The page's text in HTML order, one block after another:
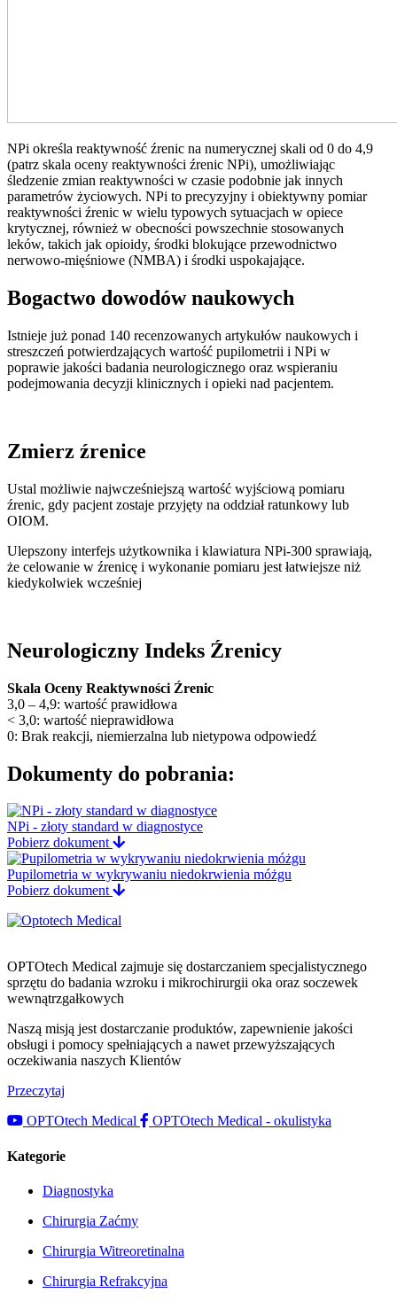
NPi określa reaktywność źrenic na numerycznej skali od 0 do 4,9
(patrz skala oceny reaktywności źrenic NPi), umożliwiając
śledzenie zmian reaktywności w czasie podobnie jak innych
parametrów życiowych. NPi to precyzyjny i obiektywny pomiar
reaktywności źrenic w wielu typowych sytuacjach w opiece
krytycznej, również w obecności powszechnie stosowanych
leków, takich jak opioidy, środki blokujące przewodnictwo
nerwowo-mięśniowe (NMBA) i środki uspokajające.
Bogactwo dowodów naukowych
Istnieje już ponad 140 recenzowanych artykułów naukowych i
streszczeń potwierdzających wartość pupilometrii i NPi w
poprawie jakości badania neurologicznego oraz wspieraniu
podejmowania decyzji klinicznych i opieki nad pacjentem.
Zmierz źrenice
Ustal możliwie najwcześniejszą wartość wyjściową pomiaru
źrenic, gdy pacjent zostaje przyjęty na oddział ratunkowy lub
OIOM.
Ulepszony interfejs użytkownika i klawiatura NPi-300 sprawiają,
że celowanie w źrenicę i wykonanie pomiaru jest łatwiejsze niż
kiedykolwiek wcześniej
Neurologiczny Indeks Źrenicy
Skala Oceny Reaktywności Źrenic
3,0 – 4,9: wartość prawidłowa
< 3,0: wartość nieprawidłowa
0: Brak reakcji, niemierzalna lub nietypowa odpowiedź
Dokumenty do pobrania:
NPi - złoty standard w diagnostyce
Pobierz dokument
Pupilometria w wykrywaniu niedokrwienia móżgu
Pobierz dokument
OPTOtech Medical zajmuje się dostarczaniem specjalistycznego
sprzętu do badania wzroku i mikrochirurgii oka oraz soczewek
wewnątrzgałkowych
Naszą misją jest dostarczanie produktów, zapewnienie jakości
obsługi i pomocy spełniających a nawet przewyższających
oczekiwania naszych Klientów
Przeczytaj
OPTOtech Medical
OPTOtech Medical - okulistyka
Kategorie
Diagnostyka
Chirurgia Zaćmy
Chirurgia Witreoretinalna
Chirurgia Refrakcyjna